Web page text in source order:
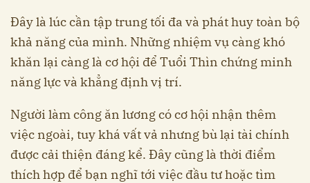
Đây là lúc cần tập trung tối đa và phát huy toàn bộ
khả năng của mình. Những nhiệm vụ càng khó
khăn lại càng là cơ hội để Tuổi Thìn chứng minh
năng lực và khẳng định vị trí.
Người làm công ăn lương có cơ hội nhận thêm
việc ngoài, tuy khá vất vả nhưng bù lại tài chính
được cải thiện đáng kể. Đây cũng là thời điểm
thích hợp để bạn nghĩ tới việc đầu tư hoặc tìm